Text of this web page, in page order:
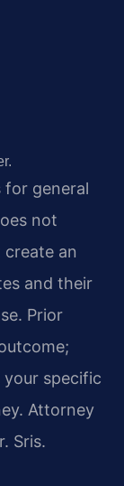
for general
not
an
and their
Prior
your specific
Attorney
Sris.